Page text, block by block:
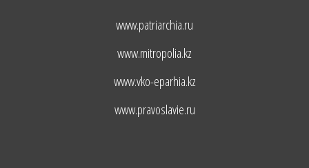
www.patriarchia.ru
www.mitropolia.kz
www.vko-eparhia.kz
www.pravoslavie.ru